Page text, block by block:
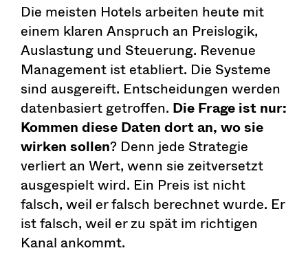
Die meisten Hotels arbeiten heute mit
einem klaren Anspruch an Preislogik,
Auslastung und Steuerung. Revenue
Management ist etabliert. Die Systeme
sind ausgereift. Entscheidungen werden
datenbasiert getroffen. Die Frage ist nur:
Kommen diese Daten dort an, wo sie
wirken sollen? Denn jede Strategie
verliert an Wert, wenn sie zeitversetzt
ausgespielt wird. Ein Preis ist nicht
falsch, weil er falsch berechnet wurde. Er
ist falsch, weil er zu spät im richtigen
Kanal ankommt.